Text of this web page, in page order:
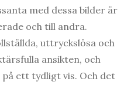
med dessa bilder är
och till andra.
uttryckslösa och
ansikten, och
ett tydligt vis. Och det